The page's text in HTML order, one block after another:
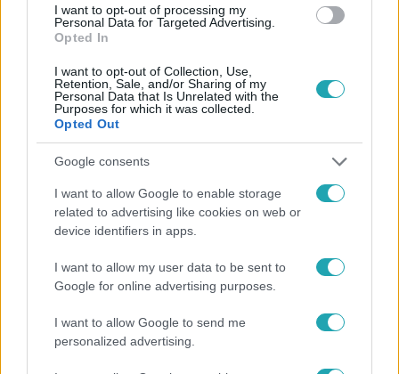
I want to opt-out of processing my
Personal Data for Targeted Advertising.
Opted In
I want to opt-out of Collection, Use,
Retention, Sale, and/or Sharing of my
Personal Data that Is Unrelated with the
Purposes for which it was collected.
Opted Out
Google consents
I want to allow Google to enable storage
related to advertising like cookies on web or
device identifiers in apps.
I want to allow my user data to be sent to
Google for online advertising purposes.
I want to allow Google to send me
personalized advertising.
DÉL-AMERIKA
Népszerű
17:49